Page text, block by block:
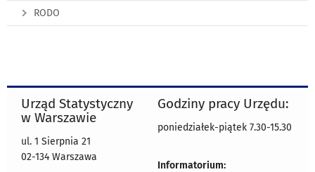
RODO
Urząd Statystyczny
w Warszawie
ul. 1 Sierpnia 21
02-134 Warszawa
Godziny pracy Urzędu:
poniedziałek-piątek 7.30-15.30
Informatorium: